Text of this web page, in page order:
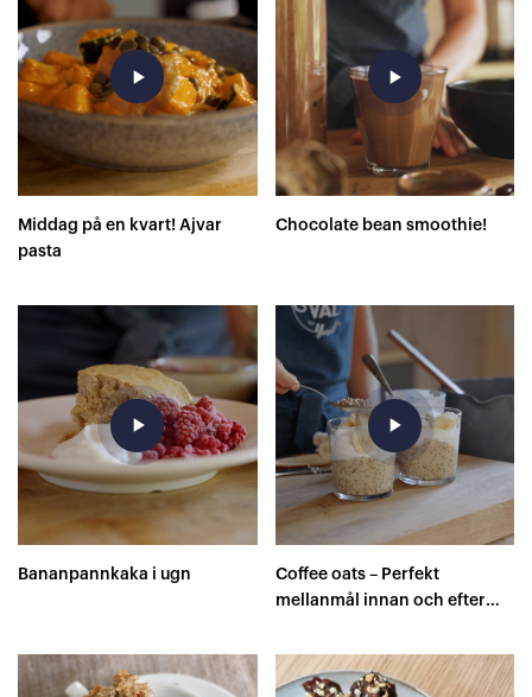
play_arrow
Middag på en kvart! Ajvar
pasta
play_arrow
Chocolate bean smoothie!
play_arrow
Bananpannkaka i ugn
play_arrow
Coffee oats – Perfekt
mellanmål innan och efter